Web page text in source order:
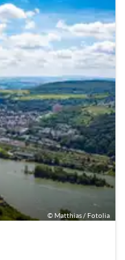
© Matthias / Fotolia